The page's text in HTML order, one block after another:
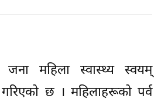
महिला स्वास्थ्य स्वयम्
छ । महिलाहरूको पर्व